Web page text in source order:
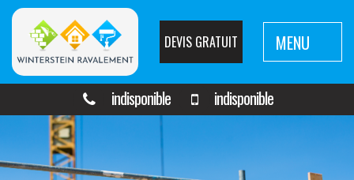
DEVIS GRATUIT MENU
indisponible indisponible